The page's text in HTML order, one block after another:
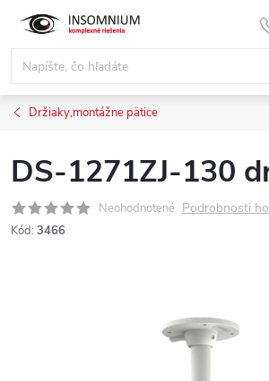
obsah
Držiaky,montážne pätice
DS-1271ZJ-130
Neohodnotené Podrobnosti
Kód: 3466
www.insomnium.sk - Chat